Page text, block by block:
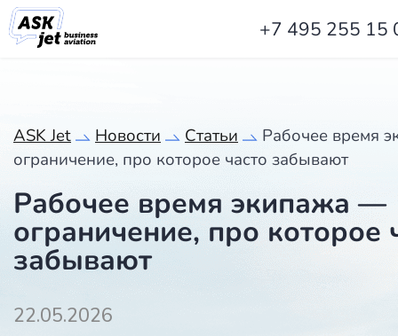
+7 495 255 15
ASK Jet Новости Статьи
‍Рабочее время
ограничение, про которое часто забывают
‍Рабочее время экипажа —
ограничение, про которое
забывают
22.05.2026